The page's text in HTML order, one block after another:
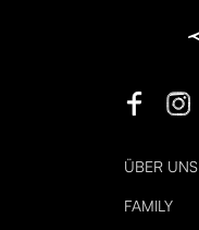
ÜBER UNS
FAMILY